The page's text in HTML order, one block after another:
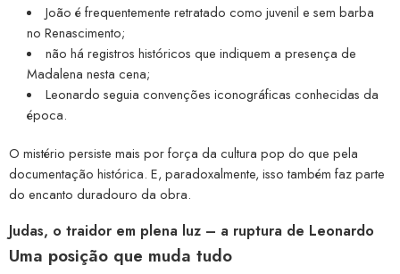
João é frequentemente retratado como juvenil e sem barba
no Renascimento;
não há registros históricos que indiquem a presença de
Madalena nesta cena;
Leonardo seguia convenções iconográficas conhecidas da
época.
O mistério persiste mais por força da cultura pop do que pela
documentação histórica. E, paradoxalmente, isso também faz parte
do encanto duradouro da obra.
Judas, o traidor em plena luz – a ruptura de Leonardo
Uma posição que muda tudo